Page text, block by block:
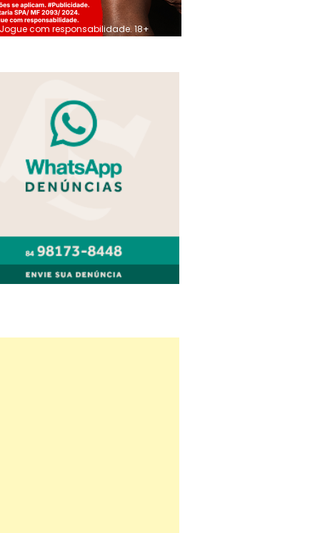
Jogue com responsabilidade. 18+